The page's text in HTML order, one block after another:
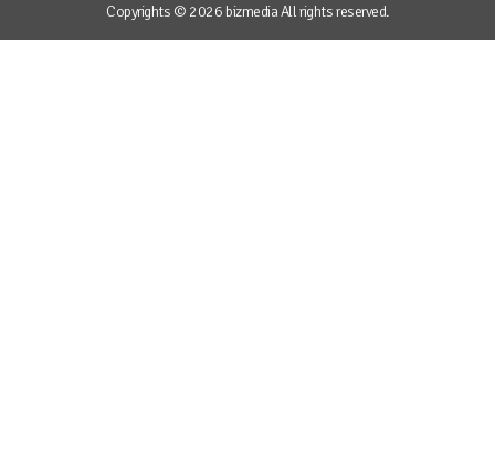
Copyrights © 2026 bizmedia All rights reserved.